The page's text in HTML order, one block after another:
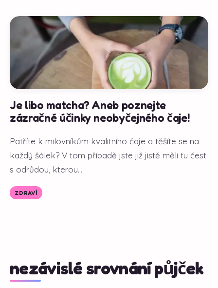
Je libo matcha? Aneb poznejte
zázračné účinky neobyčejného čaje!
Patříte k milovníkům kvalitního čaje a těšíte se na
každý šálek? V tom případě jste již jistě měli tu čest
s odrůdou, kterou...
ZDRAVÍ
nezávislé srovnání půjček